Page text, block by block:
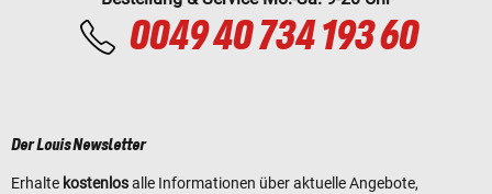
0049 40 734 193 60
Der Louis Newsletter
Erhalte kostenlosalle Informationen über aktuelle Angebote,